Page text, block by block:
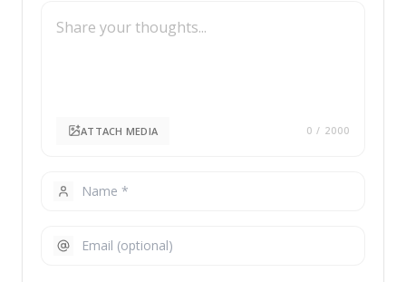
ATTACH MEDIA 0 / 2000